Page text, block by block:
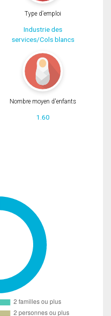
Type d'emploi
Industrie des
services/Cols blancs
Nombre moyen d'enfants
1.60